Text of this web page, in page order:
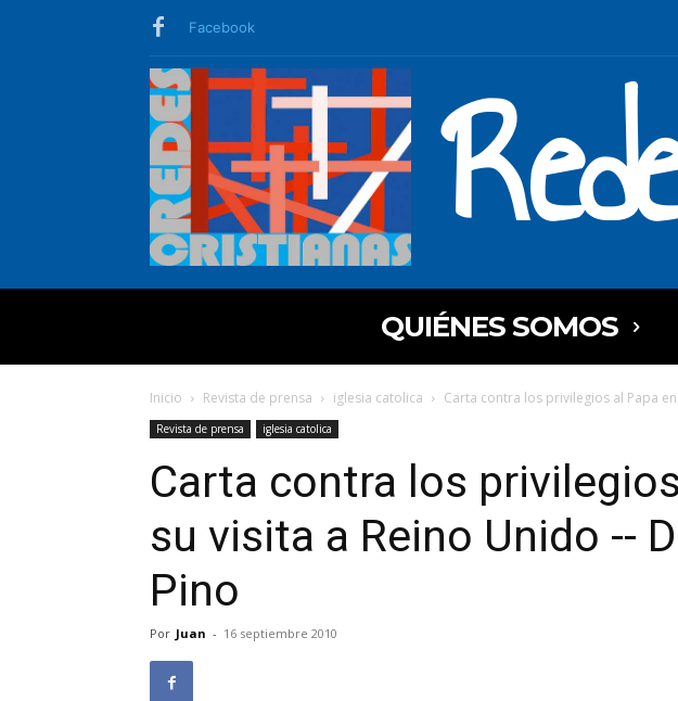
Facebook
QUIÉNES SOMOS
Inicio Revista de prensa iglesia catolica Carta contra los privilegios al Papa
Revista de prensa iglesia catolica
Carta contra los
su visita a Reino Unido --
Pino
Por Juan - 16 septiembre 2010